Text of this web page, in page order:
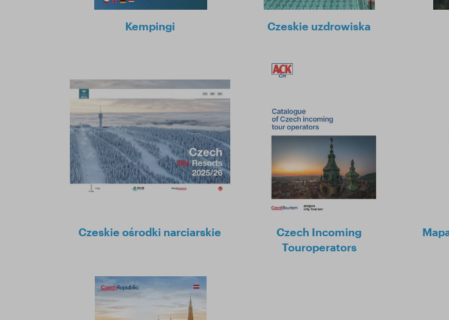
Kempingi Czeskie uzdrowiska
Czeskie ośrodki narciarskie
Czech Incoming
Touroperators